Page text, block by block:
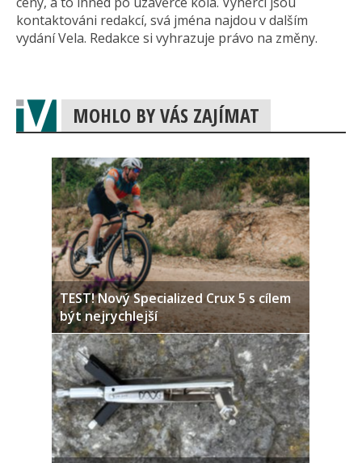
kontaktováni redakcí, svá jména najdou v dalším
vydání Vela. Redakce si vyhrazuje právo na změny.
MOHLO BY VÁS ZAJÍMAT
TEST! Nový Specialized Crux 5 s cílem
být nejrychlejší